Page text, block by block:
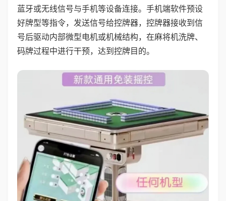
蓝牙或无线信号与手机等设备连接。手机端软件预设
好牌型等指令，发送信号给控牌器，控牌器接收到信
号后驱动内部微型电机或机械结构，在麻将机洗牌、
码牌过程中进行干预，达到控牌目的。